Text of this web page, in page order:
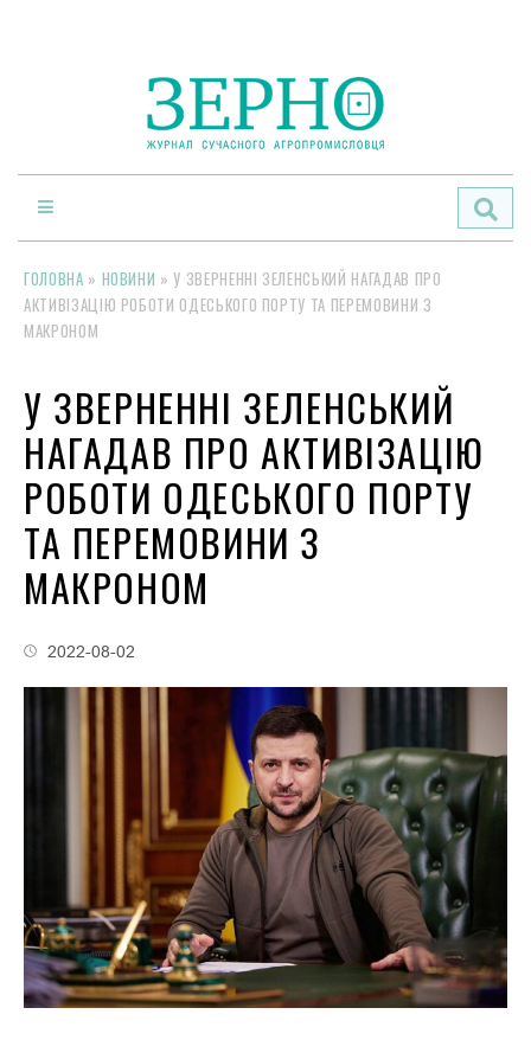
ГОЛОВНА » НОВИНИ » У ЗВЕРНЕННІ ЗЕЛЕНСЬКИЙ НАГАДАВ ПРО
АКТИВІЗАЦІЮ РОБОТИ ОДЕСЬКОГО ПОРТУ ТА ПЕРЕМОВИНИ З
МАКРОНОМ
У ЗВЕРНЕННІ ЗЕЛЕНСЬКИЙ
НАГАДАВ ПРО АКТИВІЗАЦІЮ
РОБОТИ ОДЕСЬКОГО ПОРТУ
ТА ПЕРЕМОВИНИ З
МАКРОНОМ
2022-08-02